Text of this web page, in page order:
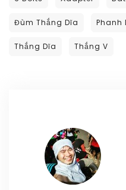
Đùm Thắng Dĩa Phanh
Thắng Dĩa Thắng V